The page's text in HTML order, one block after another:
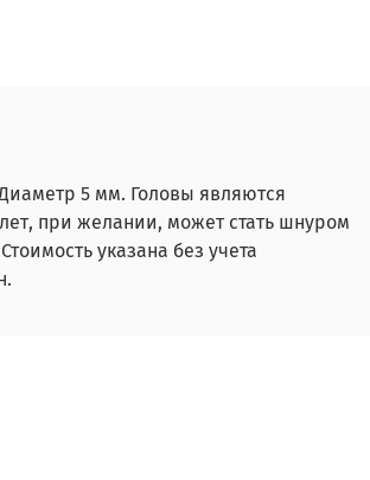
5 мм. Головы являются
при желании, может стать шнуром
указана без учета